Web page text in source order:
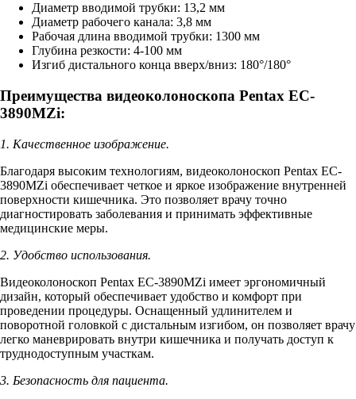
Диаметр вводимой трубки: 13,2 мм
Диаметр рабочего канала: 3,8 мм
Рабочая длина вводимой трубки: 1300 мм
Глубина резкости: 4-100 мм
Изгиб дистального конца вверх/вниз: 180°/180°
Преимущества видеоколоноскопа Pentax EC-
3890MZi:
1. Качественное изображение.
Благодаря высоким технологиям, видеоколоноскоп Pentax EC-
3890MZi обеспечивает четкое и яркое изображение внутренней
поверхности кишечника. Это позволяет врачу точно
диагностировать заболевания и принимать эффективные
медицинские меры.
2. Удобство использования.
Видеоколоноскоп Pentax EC-3890MZi имеет эргономичный
дизайн, который обеспечивает удобство и комфорт при
проведении процедуры. Оснащенный удлинителем и
поворотной головкой с дистальным изгибом, он позволяет врачу
легко маневрировать внутри кишечника и получать доступ к
труднодоступным участкам.
3. Безопасность для пациента.